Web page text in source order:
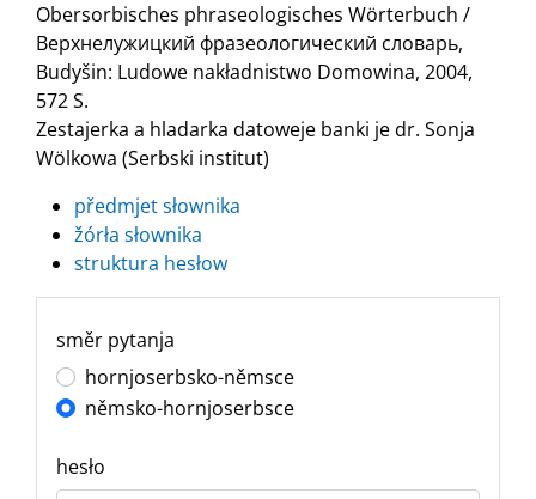
Obersorbisches phraseologisches Wörterbuch /
Верхнелужицкий фразеологический словарь,
Budyšin: Ludowe nakładnistwo Domowina, 2004,
572 S.
Zestajerka a hladarka datoweje banki je dr. Sonja
Wölkowa (Serbski institut)
předmjet słownika
žórła słownika
struktura hesłow
směr pytanja
hornjoserbsko-němsce
němsko-hornjoserbsce
hesło